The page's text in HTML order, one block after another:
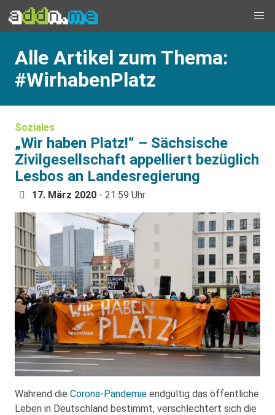
Alle Artikel zum Thema:
#WirhabenPlatz
Soziales
„Wir haben Platz!“ – Sächsische
Zivilgesellschaft appelliert bezüglich
Lesbos an Landesregierung
17. März 2020 - 21:59 Uhr
Während die Corona-Pandemie endgültig das öffentliche
Leben in Deutschland bestimmt, verschlechtert sich die